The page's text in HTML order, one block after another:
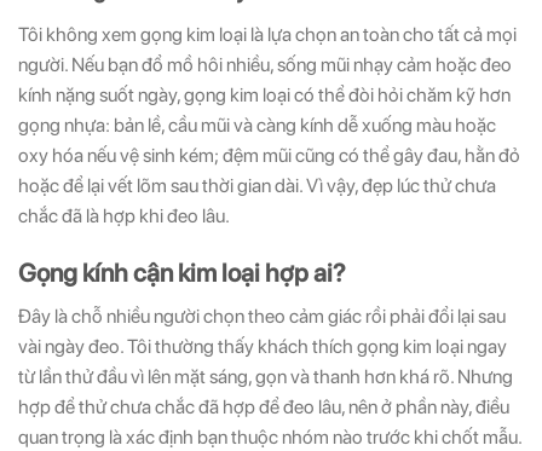
Tôi không xem gọng kim loại là lựa chọn an toàn cho tất cả mọi
người. Nếu bạn đổ mồ hôi nhiều, sống mũi nhạy cảm hoặc đeo
kính nặng suốt ngày, gọng kim loại có thể đòi hỏi chăm kỹ hơn
gọng nhựa: bản lề, cầu mũi và càng kính dễ xuống màu hoặc
oxy hóa nếu vệ sinh kém; đệm mũi cũng có thể gây đau, hằn đỏ
hoặc để lại vết lõm sau thời gian dài. Vì vậy, đẹp lúc thử chưa
chắc đã là hợp khi đeo lâu.
Gọng kính cận kim loại hợp ai?
Đây là chỗ nhiều người chọn theo cảm giác rồi phải đổi lại sau
vài ngày đeo. Tôi thường thấy khách thích gọng kim loại ngay
từ lần thử đầu vì lên mặt sáng, gọn và thanh hơn khá rõ. Nhưng
hợp để thử chưa chắc đã hợp để đeo lâu, nên ở phần này, điều
quan trọng là xác định bạn thuộc nhóm nào trước khi chốt mẫu.